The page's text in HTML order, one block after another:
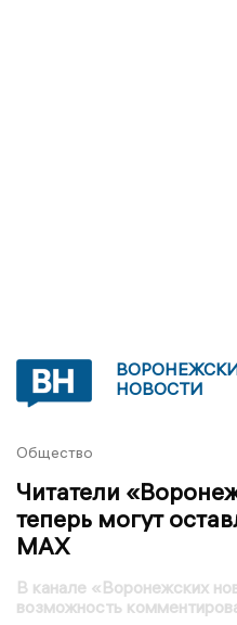
НОВОСТИ
Общество
Читатели
теперь могут
MAX
В канале «Воронежских
возможность